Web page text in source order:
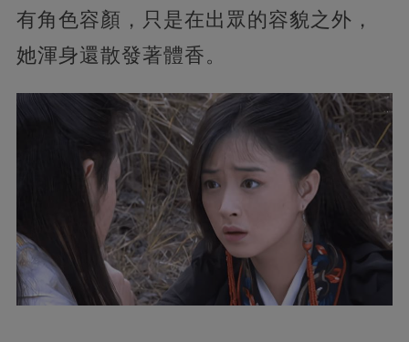
有角色容顏，只是在出眾的容貌之外，
她渾身還散發著體香。